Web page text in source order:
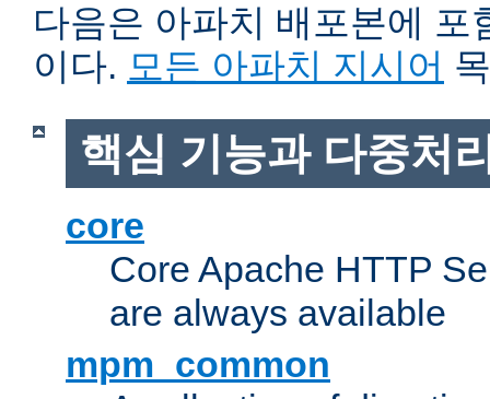
다음은 아파치 배포본에 포
이다. 모든 아파치 지시어
핵심 기능과 다중처
core
Core Apache HTTP
are always available
mpm_common